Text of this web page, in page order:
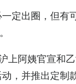
定出圈，但有
上阿姨官宣和
，并推出定制